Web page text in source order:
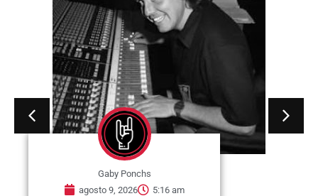
Gaby Ponchs
agosto 9, 2026
5:16 am